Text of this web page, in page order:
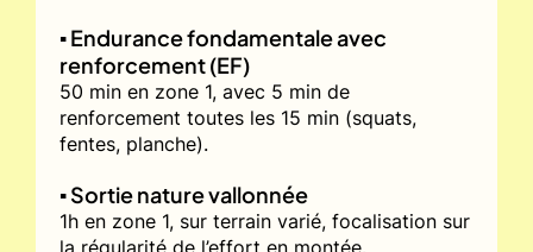
▪️ Endurance fondamentale avec
renforcement (EF)
50 min en zone 1, avec 5 min de
renforcement toutes les 15 min (squats,
fentes, planche).
▪️ Sortie nature vallonnée
1h en zone 1, sur terrain varié, focalisation sur
la régularité de l’effort en montée.